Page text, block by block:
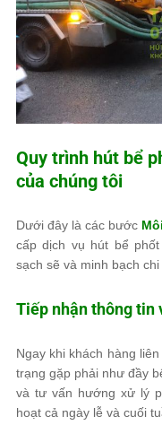
Quy trình hút bể
của chúng tôi
Dưới đây là các bước
cấp dịch vụ hút bể
sạch sẽ và minh bạch
Tiếp nhận thông tin
Ngay khi khách hàng
trạng gặp phải như đầy
và tư vấn hướng xử lý
hoạt cả ngày lễ và cuối